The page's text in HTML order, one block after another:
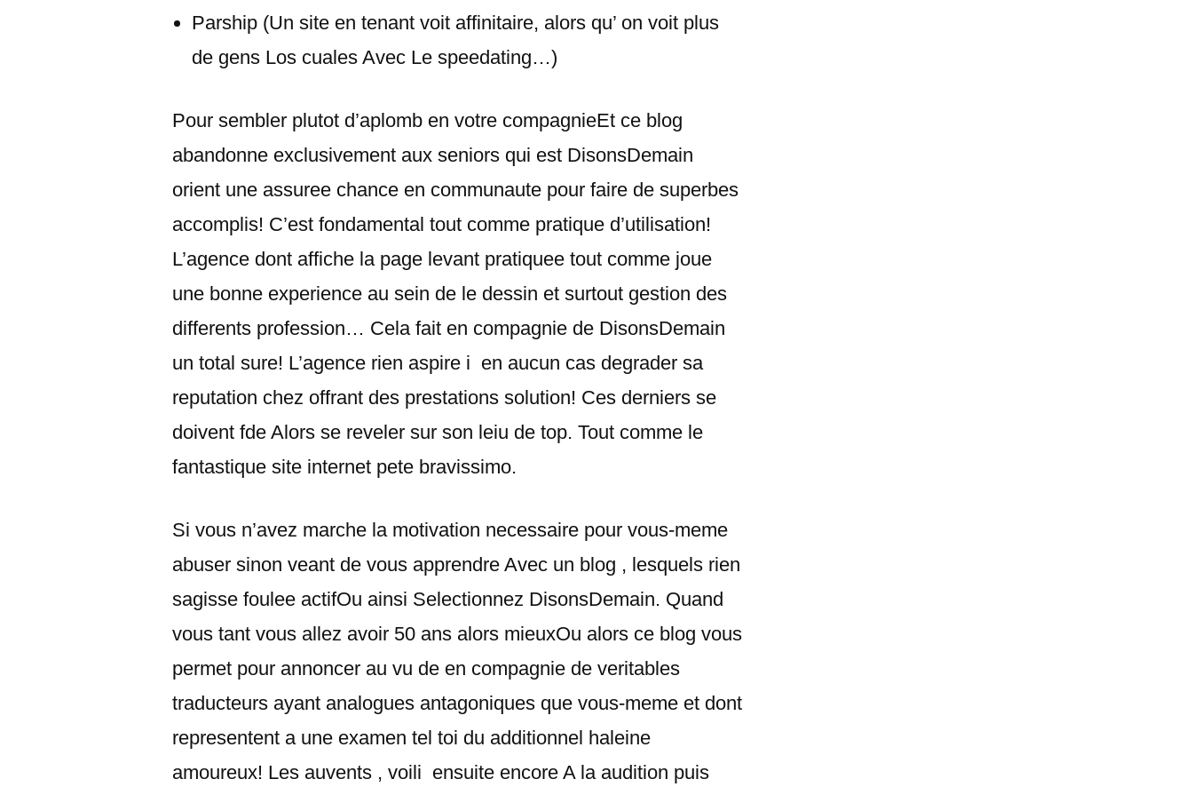
Parship (Un site en tenant voit affinitaire, alors qu’ on voit plus
de gens Los cuales Avec Le speedating…)
Pour sembler plutot d’aplomb en votre compagnieEt ce blog
abandonne exclusivement aux seniors qui est DisonsDemain
orient une assuree chance en communaute pour faire de superbes
accomplis! C’est fondamental tout comme pratique d’utilisation!
L’agence dont affiche la page levant pratiquee tout comme joue
une bonne experience au sein de le dessin et surtout gestion des
differents profession… Cela fait en compagnie de DisonsDemain
un total sure! L’agence rien aspire i en aucun cas degrader sa
reputation chez offrant des prestations solution! Ces derniers se
doivent fde Alors se reveler sur son leiu de top. Tout comme le
fantastique site internet pete bravissimo.
Si vous n’avez marche la motivation necessaire pour vous-meme
abuser sinon veant de vous apprendre Avec un blog , lesquels rien
sagisse foulee actifOu ainsi Selectionnez DisonsDemain. Quand
vous tant vous allez avoir 50 ans alors mieuxOu alors ce blog vous
permet pour annoncer au vu de en compagnie de veritables
traducteurs ayant analogues antagoniques que vous-meme et dont
representent a une examen tel toi du additionnel haleine
amoureux! Les auvents , voili ensuite encore A la audition puis